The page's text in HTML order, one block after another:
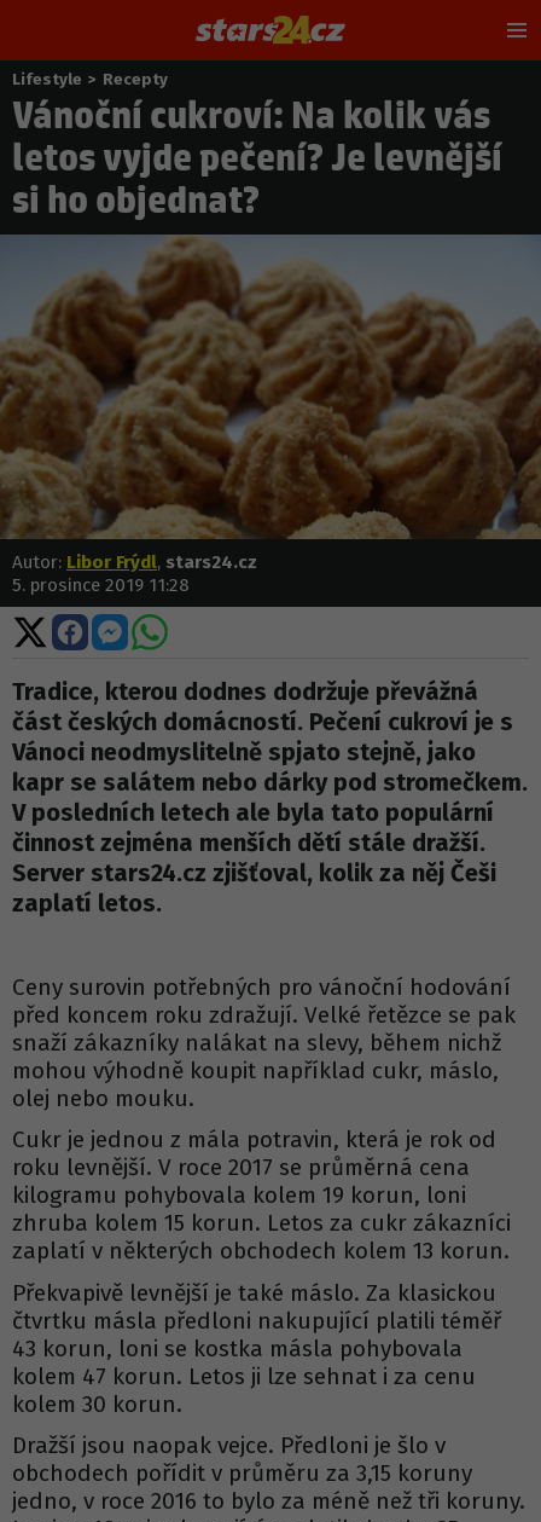
Nacházíte
se
zde:
Lifestyle > Recepty
Vánoční cukroví: Na kolik vás
letos vyjde pečení? Je levnější
si ho objednat?
Autor: Libor Frýdl, stars24.cz
5. prosince 2019 11:28
Sdílet
na
X
Sdílet
na
Facebooku
Sdílet
na
Messengeru
Sdílet
WhatsApp
Tradice, kterou dodnes dodržuje převážná
část českých domácností. Pečení cukroví je s
Vánoci neodmyslitelně spjato stejně, jako
kapr se salátem nebo dárky pod stromečkem.
V posledních letech ale byla tato populární
činnost zejména menších dětí stále dražší.
Server stars24.cz zjišťoval, kolik za něj Češi
zaplatí letos.
Ceny surovin potřebných pro vánoční hodování
před koncem roku zdražují. Velké řetězce se pak
snaží zákazníky nalákat na slevy, během nichž
mohou výhodně koupit například cukr, máslo,
olej nebo mouku.
Cukr je jednou z mála potravin, která je rok od
roku levnější. V roce 2017 se průměrná cena
kilogramu pohybovala kolem 19 korun, loni
zhruba kolem 15 korun. Letos za cukr zákazníci
zaplatí v některých obchodech kolem 13 korun.
Překvapivě levnější je také máslo. Za klasickou
čtvrtku másla předloni nakupující platili téměř
43 korun, loni se kostka másla pohybovala
kolem 47 korun. Letos ji lze sehnat i za cenu
kolem 30 korun.
Dražší jsou naopak vejce. Předloni je šlo v
obchodech pořídit v průměru za 3,15 koruny
jedno, v roce 2016 to bylo za méně než tři koruny.